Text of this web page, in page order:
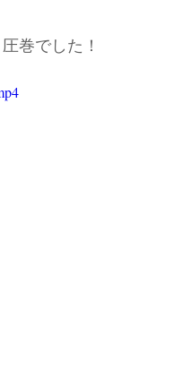
巻でした！